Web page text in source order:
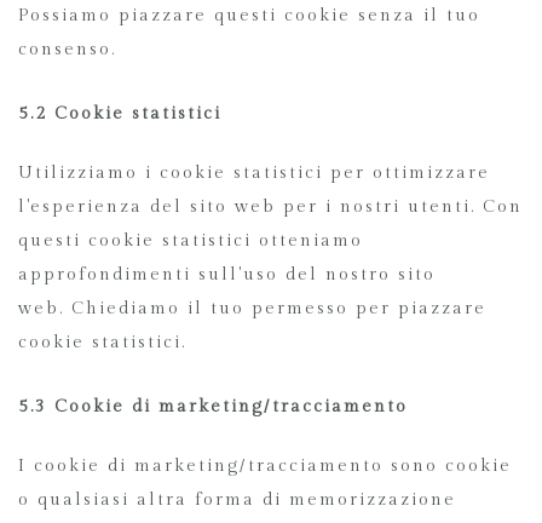
Possiamo piazzare questi cookie senza il tuo
consenso.
5.2 Cookie statistici
Utilizziamo i cookie statistici per ottimizzare
l'esperienza del sito web per i nostri utenti. Con
questi cookie statistici otteniamo
approfondimenti sull'uso del nostro sito
web. Chiediamo il tuo permesso per piazzare
cookie statistici.
5.3 Cookie di marketing/tracciamento
I cookie di marketing/tracciamento sono cookie
o qualsiasi altra forma di memorizzazione